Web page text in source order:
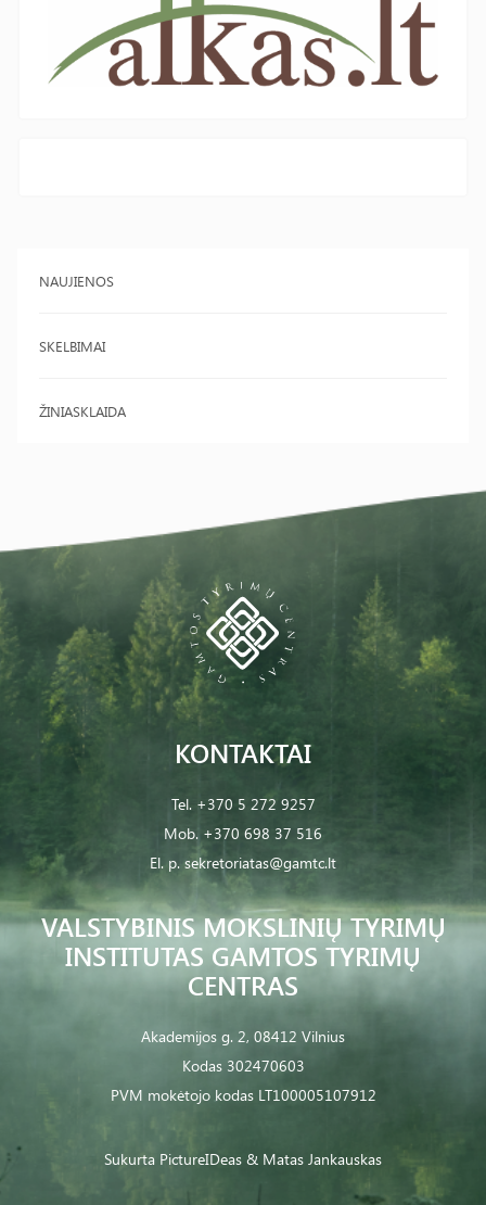
NAUJIENOS
SKELBIMAI
ŽINIASKLAIDA
VALSTYBINIS MOKSLINIŲ TYRIMŲ
INSTITUTAS GAMTOS TYRIMŲ
CENTRAS
Akademijos g. 2, 08412 Vilnius
Kodas 302470603
PVM mokėtojo kodas LT100005107912
KONTAKTAI
Tel. +370 5 272 9257
Mob. +370 698 37 516
El. p. sekretoriatas@gamtc.lt
Sukurta PictureIDeas & Matas Jankauskas